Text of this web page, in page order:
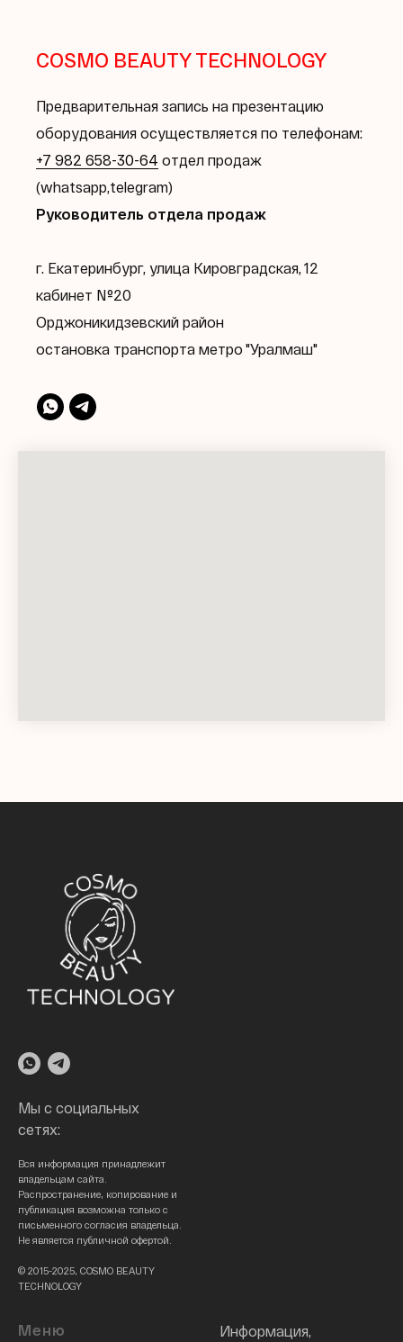
COSMO BEAUTY TECHNOLOGY
Предварительная запись на презентацию
оборудования осуществляется по телефонам:
+7 982 658-30-64 отдел продаж
(whatsapp,telegram)
Руководитель отдела продаж
г. Екатеринбург, улица Кировградская, 12
кабинет №20
Орджоникидзевский район
остановка транспорта метро "Уралмаш"
Мы с социальных
сетях:
Вся информация принадлежит
владельцам сайта.
Распространение, копирование и
публикация возможна только с
письменного согласия владельца.
Не является публичной офертой.
© 2015-2025, COSMO BEAUTY
TECHNOLOGY
Меню
Информация,